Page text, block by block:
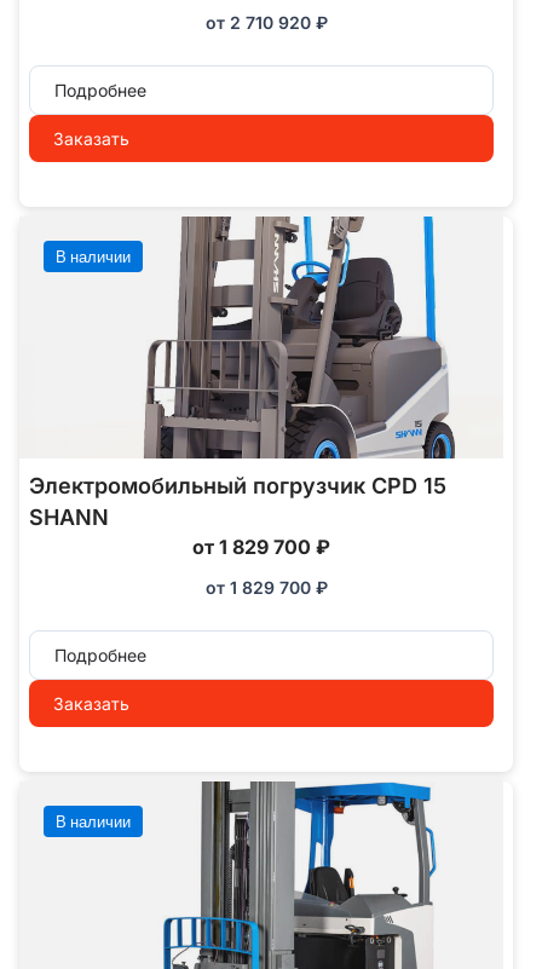
от 2 710 920 ₽
Подробнее
Заказать
В наличии
Электромобильный погрузчик CPD 15
SHANN
от 1 829 700 ₽
от 1 829 700 ₽
Подробнее
Заказать
В наличии